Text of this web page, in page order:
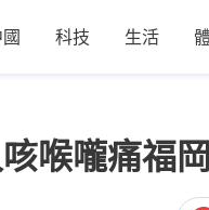
科技 生活
喉嚨痛福